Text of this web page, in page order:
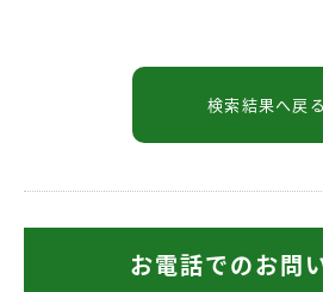
お電話でのお問